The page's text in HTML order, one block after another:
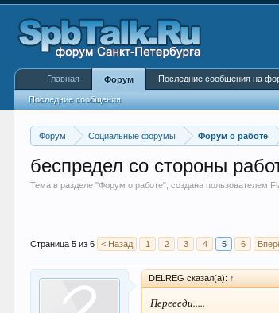
Форум Социальные форумы Форум о работе
беспредел со стороны
Тема в разделе "Форум о работе", создана пользователем
Страница 5 из 6 < Назад 1 2 3 4 5 6
DELREG сказал(а): ↑
Переведи.....
Главная Форум
Последние сообщения
Последние сообщения на